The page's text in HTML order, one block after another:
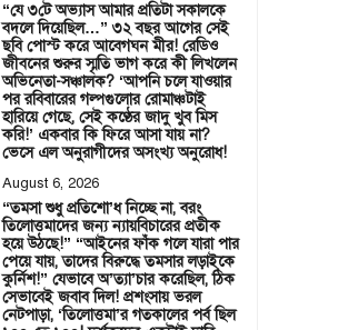
“যে ৩টে অভ্যাস আমার প্রতিটা সকালকে
বদলে দিয়েছিল…” ৩২ বছর আগের সেই
ছবি পোস্ট করে আবেগঘন মীর! রেডিও
জীবনের শুরুর স্মৃতি ভাগ করে কী লিখলেন
অভিনেতা-সঞ্চালক? ‘আপনি চলে যাওয়ার
পর রবিবারের গল্পগুলোর রোমাঞ্চটাই
হারিয়ে গেছে, সেই কণ্ঠের জাদু খুব মিস
করি!’ একবার কি ফিরে আসা যায় না?
ভেসে এল অনুরাগীদের অসংখ্য অনুরোধ!
August 6, 2026
“তমসা শুধু প্রতিশো’ধ নিচ্ছে না, বরং
তিলোত্তমাদের জন্য ন্যায়বিচারের প্রতীক
হয়ে উঠছে!” “আইনের ফাঁক গলে যারা পার
পেয়ে যায়, তাদের বিরুদ্ধে তমসার লড়াইকে
কুর্নিশ!” যেভাবে অ’ত্যা’চার করেছিল, ঠিক
সেভাবেই জবাব দিল! প্রশংসায় ভরল
নেটপাড়া, ‘তিলোত্তমা’র গতকালের পর্ব ছিল